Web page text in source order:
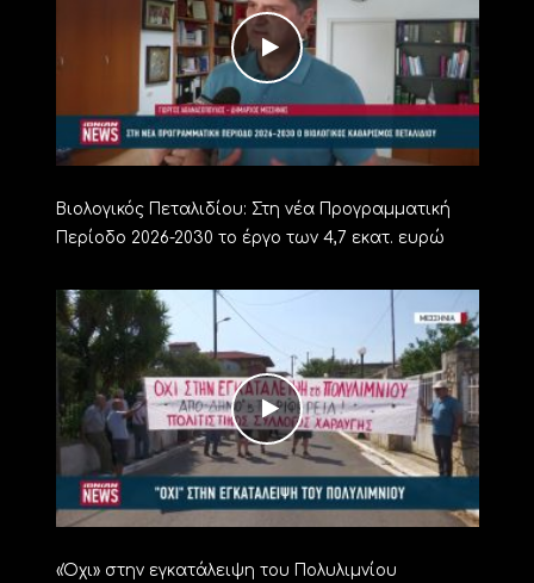
Βιολογικός Πεταλιδίου: Στη νέα Προγραμματική
Περίοδο 2026-2030 το έργο των 4,7 εκατ. ευρώ
«Όχι» στην εγκατάλειψη του Πολυλιμνίου